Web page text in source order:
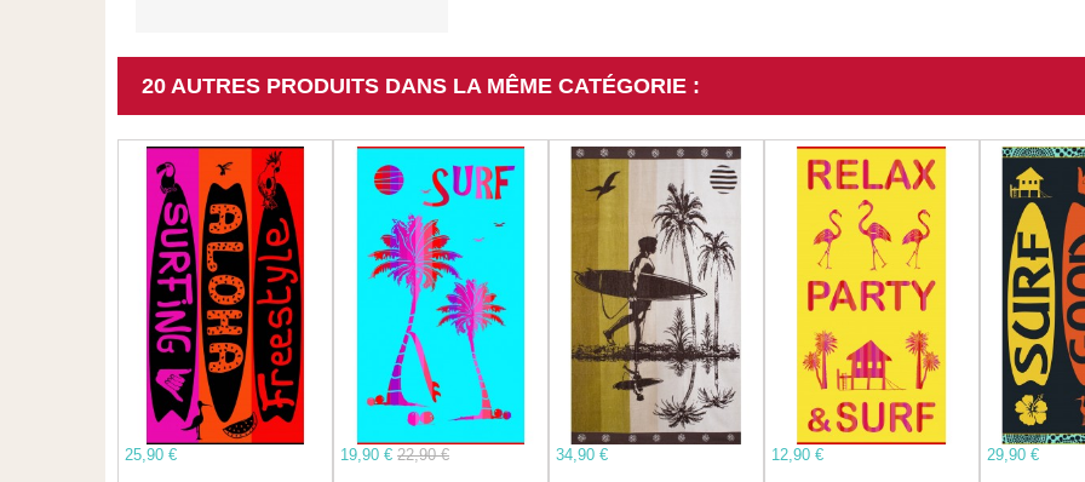
20 AUTRES PRODUITS DANS LA MÊME CATÉGORIE :
25,90 € 19,90 € 22,90 € 34,90 € 12,90 € 29,90 €